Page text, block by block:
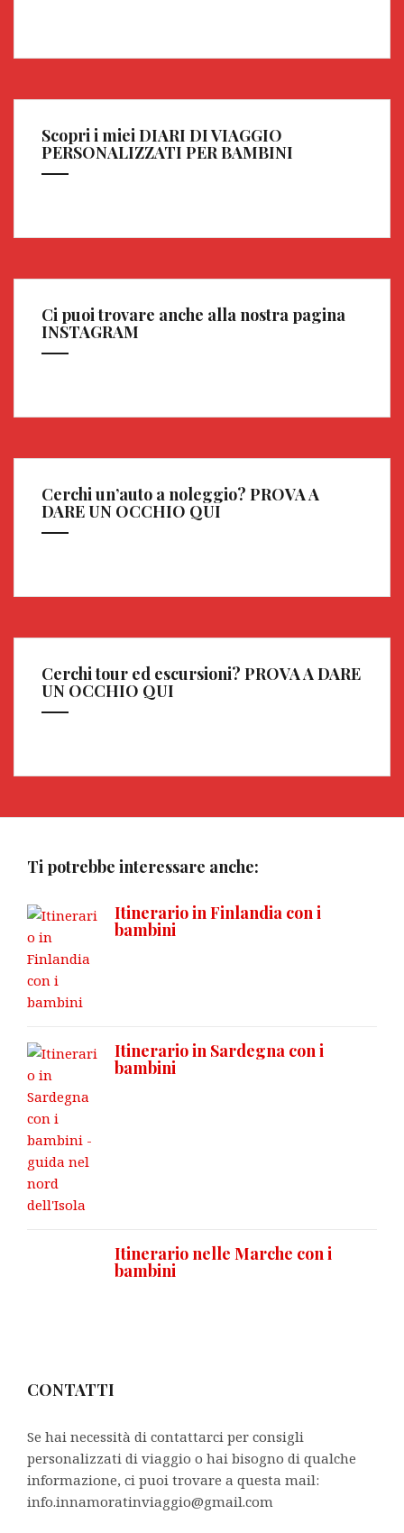
Scopri i miei DIARI DI VIAGGIO
PERSONALIZZATI PER BAMBINI
Ci puoi trovare anche alla nostra pagina
INSTAGRAM
Cerchi un’auto a noleggio? PROVA A
DARE UN OCCHIO QUI
Cerchi tour ed escursioni? PROVA A DARE
UN OCCHIO QUI
Ti potrebbe interessare anche:
Itinerario in Finlandia con i
bambini
Itinerario in Sardegna con i
bambini
Itinerario nelle Marche con i
bambini
CONTATTI
Se hai necessità di contattarci per consigli
personalizzati di viaggio o hai bisogno di qualche
informazione, ci puoi trovare a questa mail:
info.innamoratinviaggio@gmail.com